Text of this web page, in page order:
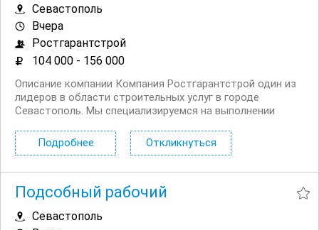
Севастополь
Вчера
Ростгарантстрой
104 000 - 156 000
Описание компании Компания Ростгарантстрой один из
лидеров в области строительных услуг в городе
Севастополь. Мы специализируемся на выполнении
промышленного строительства. Наша команда состоит
из высококвалифицированных специалистов, которые...
Подробнее Откликнуться
Подсобный рабочий
Севастополь